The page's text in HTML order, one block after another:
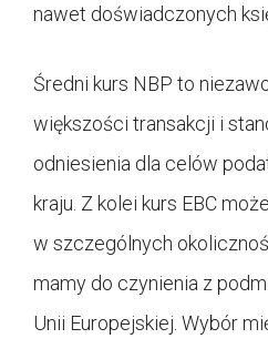
nawet doświadczonych
Średni kurs NBP to
większości transakcji i
odniesienia dla celów
kraju. Z kolei kurs EBC
w szczególnych
mamy do czynienia z
Unii Europejskiej. Wybór